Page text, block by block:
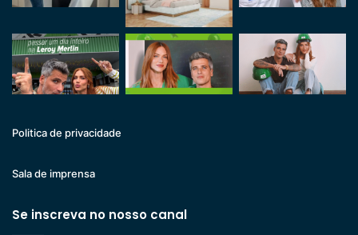
Politica de privacidade
Sala de imprensa
Se inscreva no nosso canal